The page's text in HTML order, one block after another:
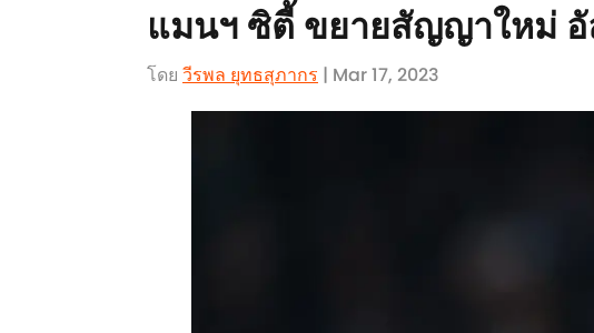
แมนฯ ซิตี้ ขยายสัญญาใหม่ อั
โดย วีรพล ยุทธสุภากร​ | Mar 17, 2023